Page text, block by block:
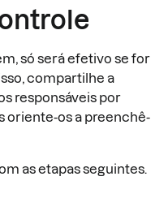
só será efetivo se for
compartilhe a
responsáveis por
oriente-os a preenchê-
as etapas seguintes.